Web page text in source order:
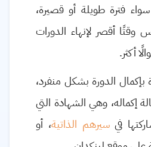
فترة طويلة أو قصيرة،
وقتًا أقصر لإنهاء الدورات
أكثر.
الدورة بشكل منفرد،
إكماله، وهي الشهادة التي
فيسيرهم الذاتية، أو